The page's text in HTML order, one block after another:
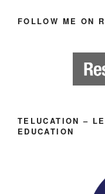
FOLLOW ME ON
TELUCATION –
EDUCATION